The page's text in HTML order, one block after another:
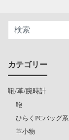
カテゴリー
鞄/革/腕時計
鞄
ひらくPCバッグ系
革小物